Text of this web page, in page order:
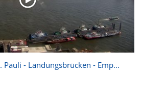
Pauli - Landungsbrücken - Emp...